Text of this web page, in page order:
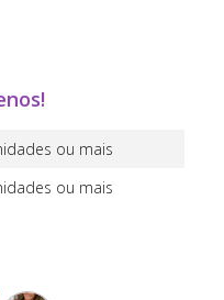
ou mais
ou mais